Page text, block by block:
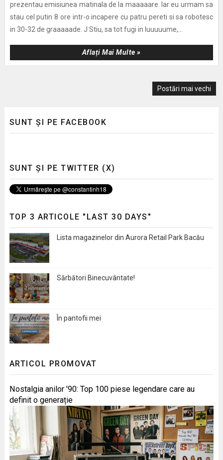
prezentau emisiunea matinala de la maaaaare. Iar eu urmam sa
stau cel putin 8 ore intr-o incapere cu patru pereti si sa robotesc
in 30-32 de graaaaade. J Stiu, sa tot fugi in luuuuume,...
Aflați Mai Multe »
Postări mai vechi
SUNT ȘI PE FACEBOOK
SUNT ȘI PE TWITTER (X)
TOP 3 ARTICOLE "LAST 30 DAYS"
Lista magazinelor din Aurora Retail Park Bacău
Sărbători Binecuvântate!
În pantofii mei
ARTICOL PROMOVAT
Nostalgia anilor '90: Top 100 piese legendare care au
definit o generație